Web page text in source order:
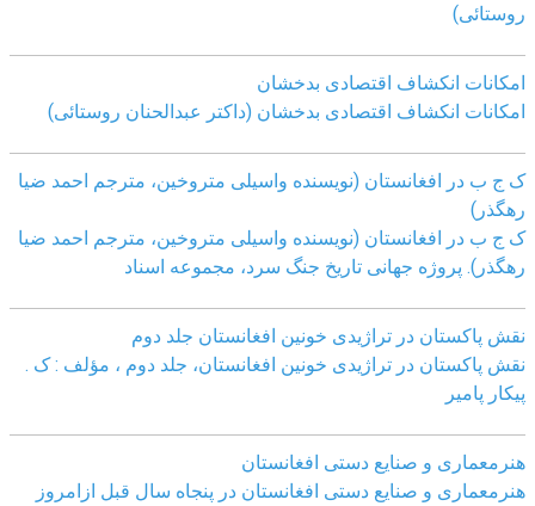
روستائی)
امکانات انکشاف اقتصادی بدخشان
امکانات انکشاف اقتصادی بدخشان (داکتر عبدالحنان روستائی)
ک ج ب در افغانستان (نویسنده واسیلی متروخین، مترجم احمد ضیا
رهگذر)
ک ج ب در افغانستان (نویسنده واسیلی متروخین، مترجم احمد ضیا
رهگذر). پروژه جهانی تاریخ جنگ سرد، مجموعه اسناد
نقش پاکستان در تراژیدی خونین افغانستان جلد دوم
نقش پاکستان در تراژیدی خونین افغانستان، جلد دوم ، مؤلف : ک .
پیکار پامیر
هنرمعماری و صنایع دستی افغانستان
هنرمعماری و صنایع دستی افغانستان در پنجاه سال قبل ازامروز